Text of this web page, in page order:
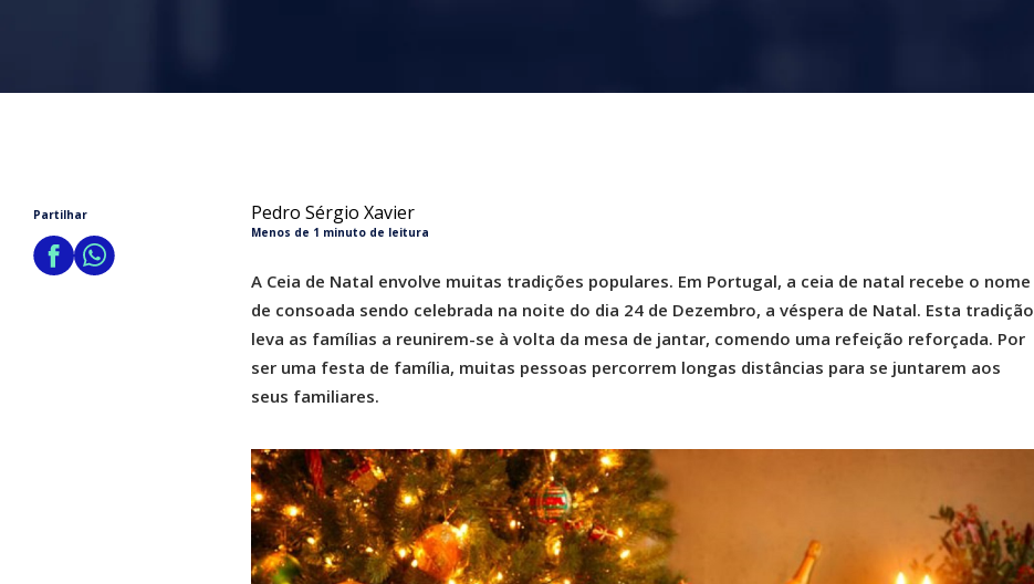
Partilhar Pedro Sérgio Xavier
Menos de 1 minuto de leitura
A Ceia de Natal envolve muitas tradições populares. Em Portugal, a ceia de natal recebe o nome
de consoada sendo celebrada na noite do dia 24 de Dezembro, a véspera de Natal. Esta tradição
leva as famílias a reunirem-se à volta da mesa de jantar, comendo uma refeição reforçada. Por
ser uma festa de família, muitas pessoas percorrem longas distâncias para se juntarem aos
seus familiares.